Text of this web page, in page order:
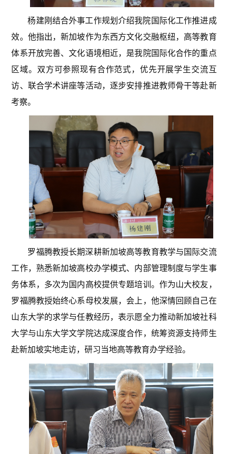
杨建刚结合外事工作规划介绍我院国际化工作推进成
效。他指出，新加坡作为东西方文化交融枢纽，高等教育
体系开放完善、文化语境相近，是我院国际化合作的重点
区域。双方可参照现有合作范式，优先开展学生交流互
访、联合学术讲座等活动，逐步安排推进教师骨干等赴新
考察。
罗福腾教授长期深耕新加坡高等教育教学与国际交流
工作，熟悉新加坡高校办学模式、内部管理制度与学生事
务体系，多次为国内高校提供专题培训。作为山大校友，
罗福腾教授始终心系母校发展，会上，他深情回顾自己在
山东大学的求学与任教经历，表示愿全力推动新加坡社科
大学与山东大学文学院达成深度合作，统筹资源支持师生
赴新加坡实地走访，研习当地高等教育办学经验。